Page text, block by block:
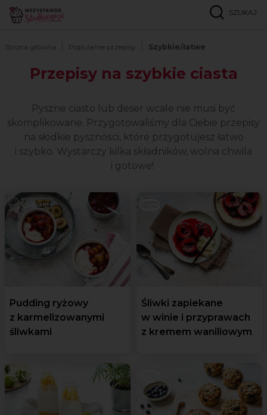
SZUKAJ
Strona główna Popularne przepisy Szybkie/łatwe
Przepisy na szybkie ciasta
Pyszne ciasto lub deser wcale nie musi być
skomplikowane. Przygotowaliśmy dla Ciebie przepisy
na słodkie pyszności, które przygotujesz łatwo
i szybko. Wystarczy kilka składników, wolna chwila
i gotowe!
Pudding ryżowy
z karmelizowanymi
śliwkami
Śliwki zapiekane
w winie i przyprawach
z kremem waniliowym